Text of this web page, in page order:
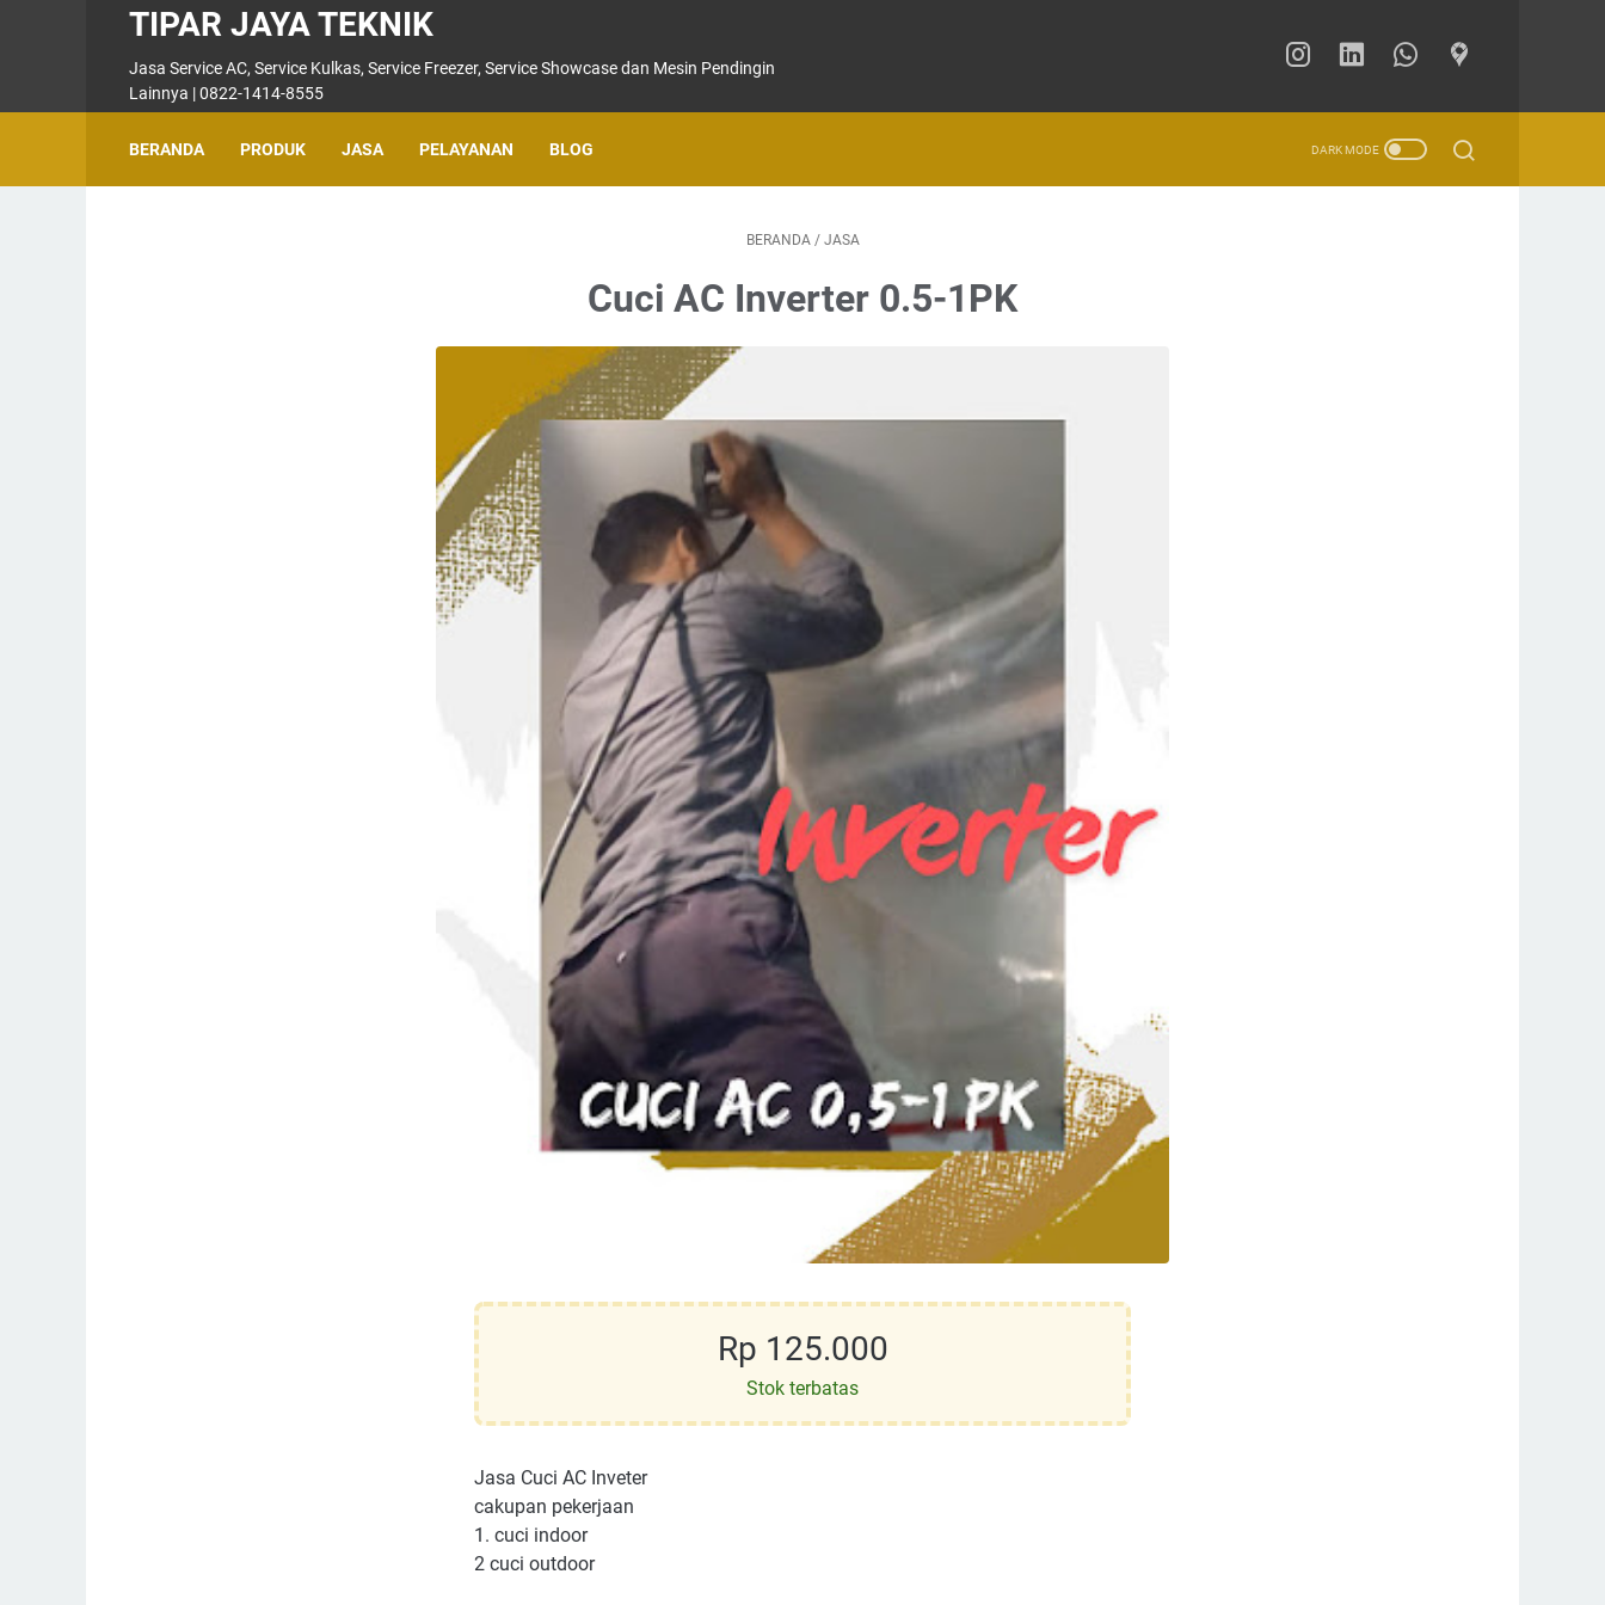
TIPAR JAYA TEKNIK
Jasa Service AC, Service Kulkas, Service Freezer, Service Showcase dan Mesin Pendingin
Lainnya | 0822-1414-8555
BERANDA PRODUK JASA PELAYANAN BLOG
BERANDA / JASA
Cuci AC Inverter 0.5-1PK
Rp 125.000
Stok terbatas
Jasa Cuci AC Inveter
cakupan pekerjaan
1. cuci indoor
2 cuci outdoor